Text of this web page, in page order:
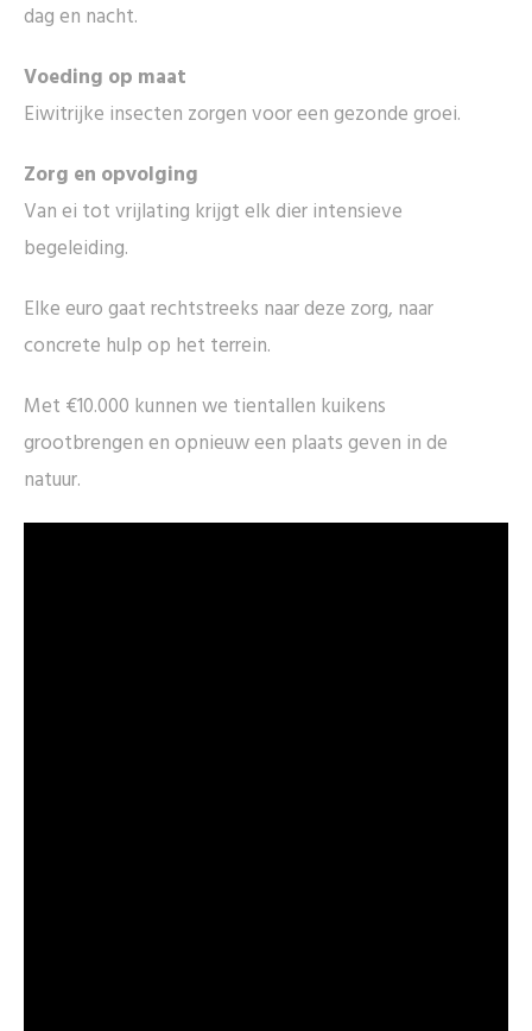
dag en nacht.
Voeding op maat
Eiwitrijke insecten zorgen voor een gezonde groei.
Zorg en opvolging
Van ei tot vrijlating krijgt elk dier intensieve
begeleiding.
Elke euro gaat rechtstreeks naar deze zorg, naar
concrete hulp op het terrein.
Met €10.000 kunnen we tientallen kuikens
grootbrengen en opnieuw een plaats geven in de
natuur.